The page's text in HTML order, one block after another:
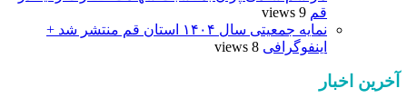
قم 9 views
نمایه جمعیتی سال ۱۴۰۴ استان قم منتشر شد +
اینفوگرافی 8 views
آخرین اخبار